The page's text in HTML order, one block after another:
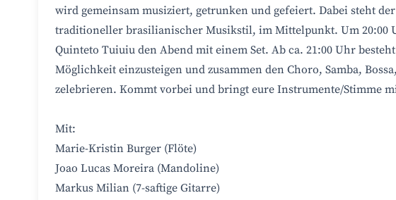
wird gemeinsam musiziert, getrunken und gefeiert. Dabei steht
traditioneller brasilianischer Musikstil, im Mittelpunkt. Um 20:00
Quinteto Tuiuiu den Abend mit einem Set. Ab ca. 21:00 Uhr
Möglichkeit einzusteigen und zusammen den Choro, Samba,
zelebrieren. Kommt vorbei und bringt eure Instrumente/Stimme
Mit:
Marie-Kristin Burger (Flöte)
Joao Lucas Moreira (Mandoline)
Markus Milian (7-saftige Gitarre)